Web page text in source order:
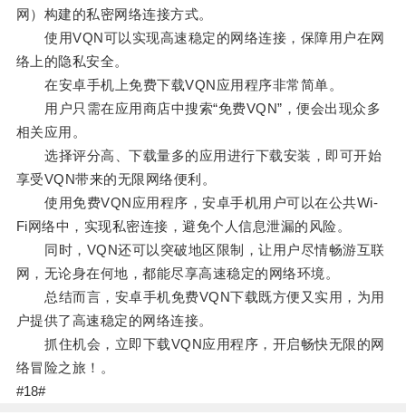
网）构建的私密网络连接方式。
使用VQN可以实现高速稳定的网络连接，保障用户在网
络上的隐私安全。
在安卓手机上免费下载VQN应用程序非常简单。
用户只需在应用商店中搜索“免费VQN”，便会出现众多
相关应用。
选择评分高、下载量多的应用进行下载安装，即可开始
享受VQN带来的无限网络便利。
使用免费VQN应用程序，安卓手机用户可以在公共Wi-
Fi网络中，实现私密连接，避免个人信息泄漏的风险。
同时，VQN还可以突破地区限制，让用户尽情畅游互联
网，无论身在何地，都能尽享高速稳定的网络环境。
总结而言，安卓手机免费VQN下载既方便又实用，为用
户提供了高速稳定的网络连接。
抓住机会，立即下载VQN应用程序，开启畅快无限的网
络冒险之旅！。
#18#